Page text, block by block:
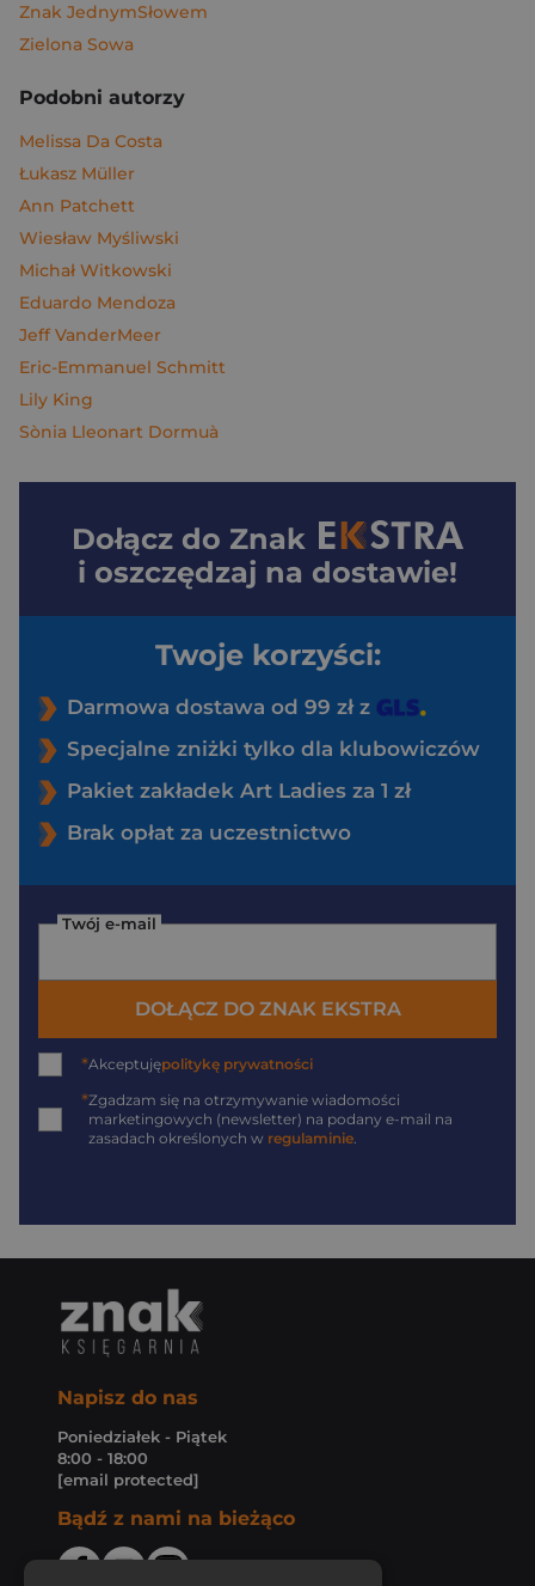
Znak JednymSłowem
Zielona Sowa
Podobni autorzy
Melissa Da Costa
Łukasz Müller
Ann Patchett
Wiesław Myśliwski
Michał Witkowski
Eduardo Mendoza
Jeff VanderMeer
Eric-Emmanuel Schmitt
Lily King
Sònia Lleonart Dormuà
Dołącz do Znak
i oszczędzaj na dostawie!
Twoje korzyści:
Darmowa dostawa od 99 zł z
Specjalne zniżki tylko dla klubowiczów
Pakiet zakładek Art Ladies za 1 zł
Brak opłat za uczestnictwo
Twój e-mail
DOŁĄCZ DO ZNAK EKSTRA
*Akceptujępolitykę prywatności
*Zgadzam się na otrzymywanie wiadomości
marketingowych (newsletter) na podany e-mail na
zasadach określonych w regulaminie.
Napisz do nas
Poniedziałek - Piątek
8:00 - 18:00
[email protected]
Bądź z nami na bieżąco